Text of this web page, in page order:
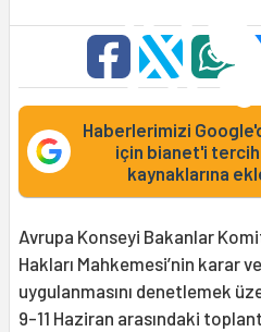
Haberlerimizi
için bianet'i
kaynaklarına
Avrupa Konseyi Bakanlar
Hakları Mahkemesi’nin karar
uygulanmasını denetlemek
9-11 Haziran arasındaki